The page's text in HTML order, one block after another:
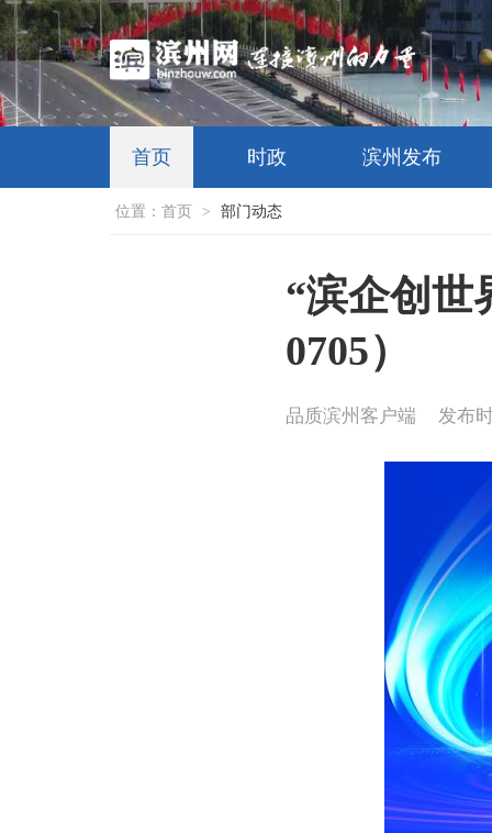
首页 时政 滨州发布
位置： 首页 > 部门动态
“滨企创世
0705）
品质滨州客户端 发布